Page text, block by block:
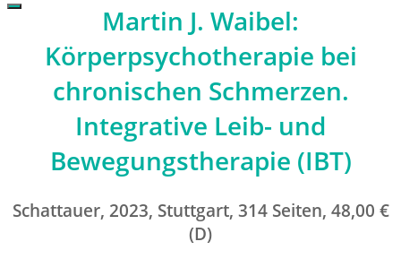
Martin J. Waibel:
Körperpsychotherapie bei
chronischen Schmerzen.
Integrative Leib- und
Bewegungstherapie (IBT)
Schattauer, 2023, Stuttgart, 314 Seiten, 48,00 €
(D)